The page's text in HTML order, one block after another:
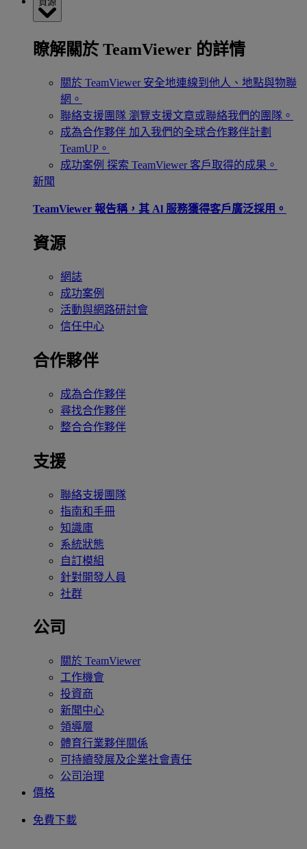
瞭解關於 TeamViewer 的詳情
關於 TeamViewer 安全地連線到他人、地點與物聯
網。
聯絡支援團隊 瀏覽支援文章或聯絡我們的團隊。
成為合作夥伴 加入我們的全球合作夥伴計劃
TeamUP。
成功案例 探索 TeamViewer 客戶取得的成果。
新聞
TeamViewer 報告稱，其 Al 服務獲得客戶廣泛採用。
資源
網誌
成功案例
活動與網路研討會
信任中心
合作夥伴
成為合作夥伴
尋找合作夥伴
整合合作夥伴
支援
聯絡支援團隊
指南和手冊
知識庫
系統狀態
自訂模組
針對開發人員
社群
公司
關於 TeamViewer
工作機會
投資商
新聞中心
領導層
體育行業夥伴關係
可持續發展及企業社會責任
公司治理
價格
免費下載